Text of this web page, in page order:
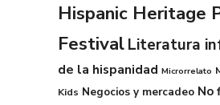
Hispanic Heritage
FestivalLiteratura
de la hispanidad Microrrelato
Kids Negocios y mercadeo No